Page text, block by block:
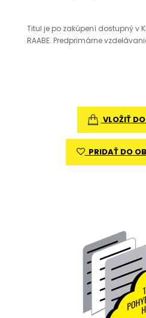
Titul je po zakúpení dostupný v
RAABE. Predprimárne
VLOŽIŤ
PRIDAŤ DO